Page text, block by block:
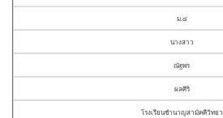
ม.๔
นางสาว
ณัฐพร
ผลศิริ
โรงเรียนชำนาญสามัคคีวิทยา